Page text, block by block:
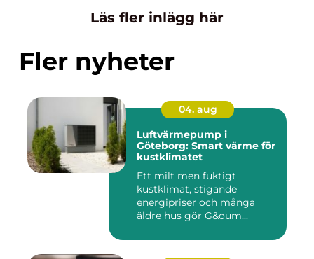
Läs fler inlägg här
Fler nyheter
04. aug
Luftvärmepump i
Göteborg: Smart värme för
kustklimatet
Ett milt men fuktigt
kustklimat, stigande
energipriser och många
äldre hus gör G&oum...